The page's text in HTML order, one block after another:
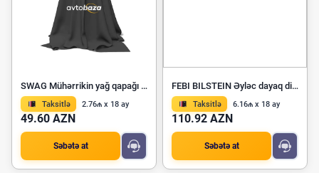
SWAG Mühərrikin yağ qapağı 20 94 5550
Taksitlə 2.76₼ x 18 ay
49.60 AZN
Səbətə at
FEBI BILSTEIN Əyləc dayaq diski 24076
Taksitlə 6.16₼ x 18 ay
110.92 AZN
Səbətə at